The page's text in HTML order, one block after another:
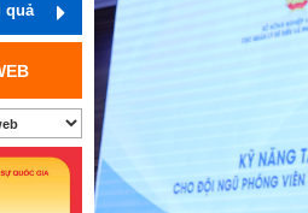
quả